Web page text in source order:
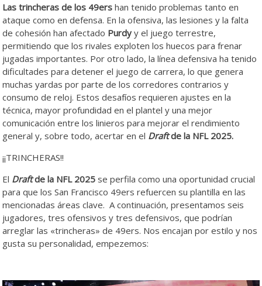
Las trincheras de los 49ershan tenido problemas tanto en
ataque como en defensa. En la ofensiva, las lesiones y la falta
de cohesión han afectado Purdy y el juego terrestre,
permitiendo que los rivales exploten los huecos para frenar
jugadas importantes. Por otro lado, la línea defensiva ha tenido
dificultades para detener el juego de carrera, lo que genera
muchas yardas por parte de los corredores contrarios y
consumo de reloj. Estos desafíos requieren ajustes en la
técnica, mayor profundidad en el plantel y una mejor
comunicación entre los linieros para mejorar el rendimiento
general y, sobre todo, acertar en el Draft de la NFL 2025.
¡¡TRINCHERAS!!
El Draftde la NFL 2025 se perfila como una oportunidad crucial
para que los San Francisco 49ers refuercen su plantilla en las
mencionadas áreas clave. A continuación, presentamos seis
jugadores, tres ofensivos y tres defensivos, que podrían
arreglar las «trincheras» de 49ers. Nos encajan por estilo y nos
gusta su personalidad, empezemos: